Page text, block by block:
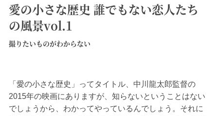
愛の小さな歴史 誰でもない恋人たち
の風景vol.1
撮りたいものがわからない
「愛の小さな歴史」ってタイトル、中川龍太郎監督の
2015年の映画にありますが、知らないということはない
でしょうから、わかってやっているんでしょう。それに